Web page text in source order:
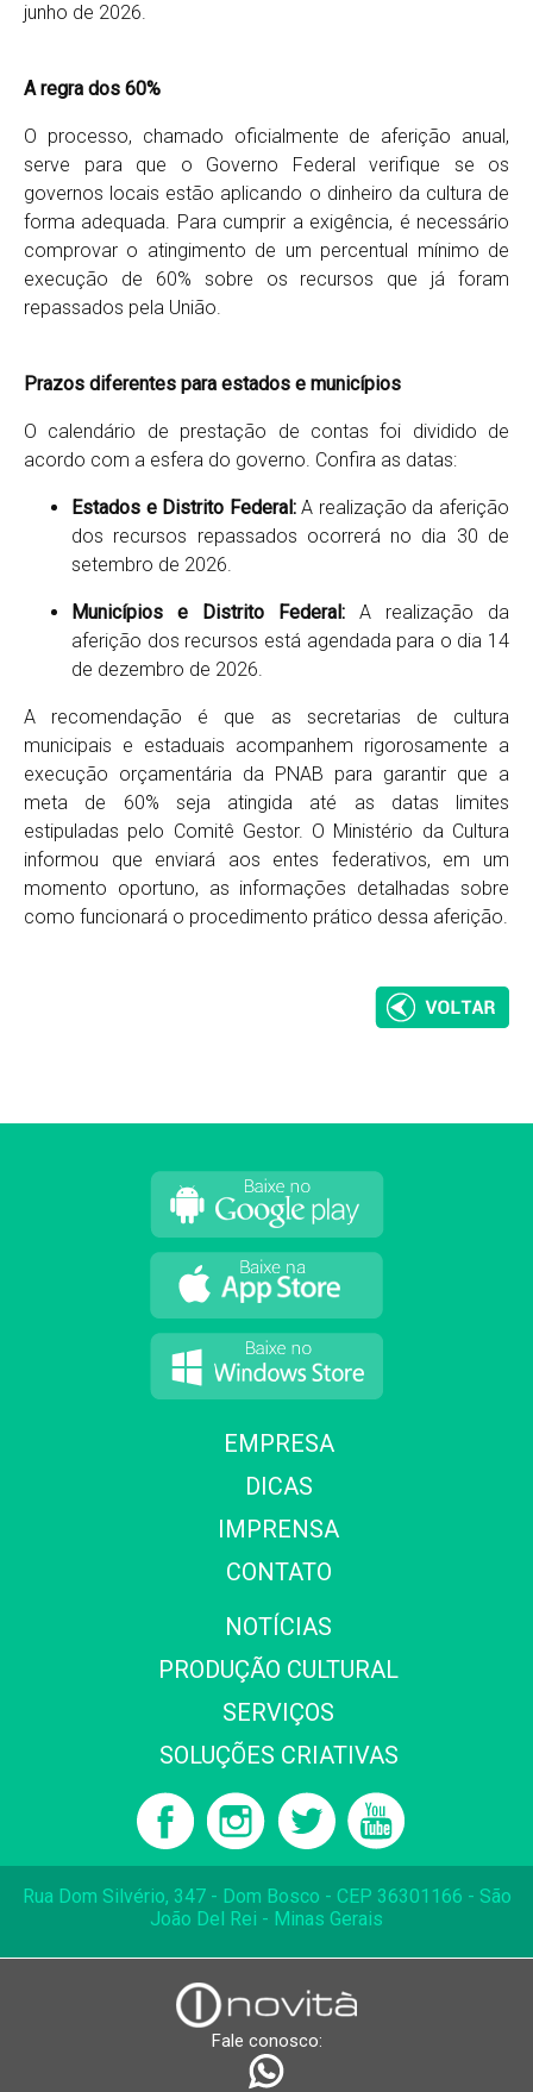
junho de 2026.
A regra dos 60%
O processo, chamado oficialmente de aferição anual,
serve para que o Governo Federal verifique se os
governos locais estão aplicando o dinheiro da cultura de
forma adequada. Para cumprir a exigência, é necessário
comprovar o atingimento de um percentual mínimo de
execução de 60% sobre os recursos que já foram
repassados pela União.
Prazos diferentes para estados e municípios
O calendário de prestação de contas foi dividido de
acordo com a esfera do governo. Confira as datas:
Estados e Distrito Federal:A realização da aferição
dos recursos repassados ocorrerá no dia 30 de
setembro de 2026.
Municípios e Distrito Federal: A realização da
aferição dos recursos está agendada para o dia 14
de dezembro de 2026.
A recomendação é que as secretarias de cultura
municipais e estaduais acompanhem rigorosamente a
execução orçamentária da PNAB para garantir que a
meta de 60% seja atingida até as datas limites
estipuladas pelo Comitê Gestor. O Ministério da Cultura
informou que enviará aos entes federativos, em um
momento oportuno, as informações detalhadas sobre
como funcionará o procedimento prático dessa aferição.
EMPRESA
DICAS
IMPRENSA
CONTATO
NOTÍCIAS
PRODUÇÃO CULTURAL
SERVIÇOS
SOLUÇÕES CRIATIVAS
Rua Dom Silvério, 347 - Dom Bosco - CEP 36301166 - São
João Del Rei - Minas Gerais
Fale conosco: